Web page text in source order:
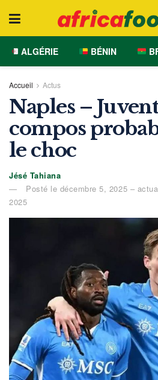
ALGÉRIE BÉNIN
Accueil Actus
Naples –
compos
le choc
Jésé Tahiana
Posté le décembre 5, 2025 –
2025